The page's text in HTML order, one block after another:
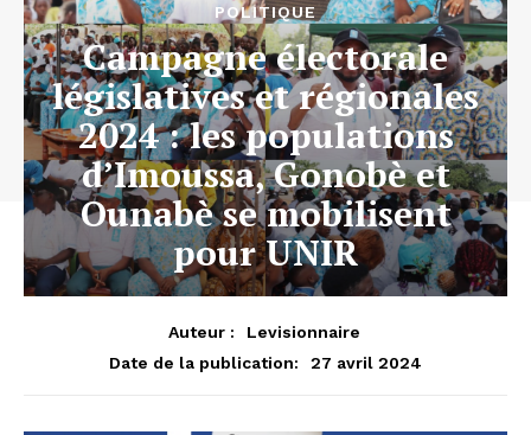
POLITIQUE
Campagne électorale
législatives et régionales
2024 : les populations
d’Imoussa, Gonobè et
Ounabè se mobilisent
pour UNIR
Auteur :
Levisionnaire
Date de la publication:
27 avril 2024